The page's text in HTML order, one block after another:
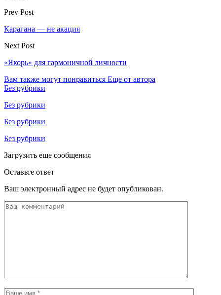
Prev Post
Карагана — не акация
Next Post
«Якорь» для гармоничной личности
Вам также могут понравиться Еще от автора
Без рубрики
Без рубрики
Без рубрики
Без рубрики
Загрузить еще сообщения
Оставьте ответ
Ваш электронный адрес не будет опубликован.